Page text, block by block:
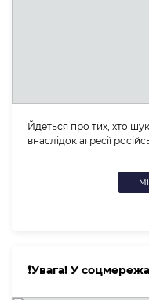
Йдеться про тих, хто
внаслідок агресії
❗️Увага! У